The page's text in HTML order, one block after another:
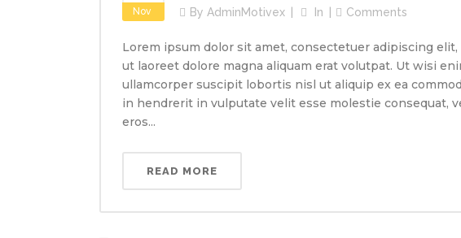
Nov By AdminMotivex In Comments
Lorem ipsum dolor sit amet, consectetuer adipiscing
ut laoreet dolore magna aliquam erat volutpat. Ut wisi
ullamcorper suscipit lobortis nisl ut aliquip ex ea
in hendrerit in vulputate velit esse molestie consequat,
eros...
READ MORE